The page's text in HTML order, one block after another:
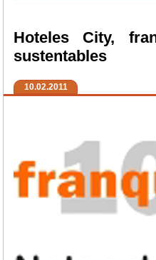
Hoteles City,
sustentables
10.02.2011